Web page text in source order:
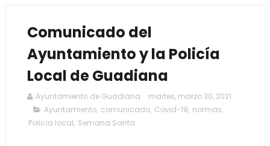
Comunicado del
Ayuntamiento y la Policía
Local de Guadiana
Ayuntamiento de Guadiana
martes, marzo 30, 2021
Ayuntamiento, comunicado, Covid-19, normas,
Policía local, Semana Santa